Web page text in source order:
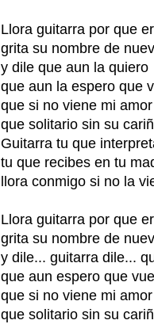
Llora guitarra por que
grita su nombre de
y dile que aun la quiero
que aun la espero que
que si no viene mi
que solitario sin su
Guitarra tu que
tu que recibes en tu
llora conmigo si no la
Llora guitarra por que
grita su nombre de
y dile... guitarra dile...
que aun espero que
que si no viene mi
que solitario sin su